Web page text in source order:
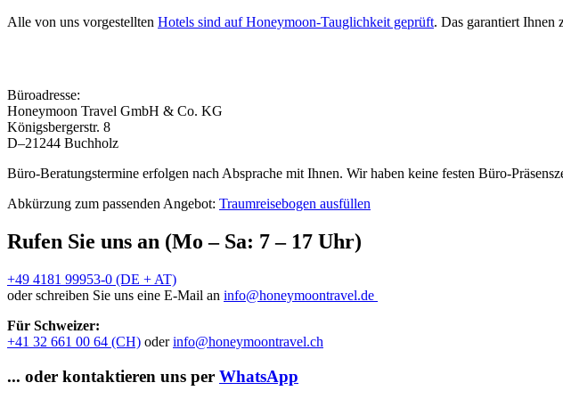
Alle von uns vorgestellten Hotels sind auf Honeymoon-Tauglichkeit geprüft. Das garantiert Ihnen
Büroadresse:
Honeymoon Travel GmbH & Co. KG
Königsbergerstr. 8
D–21244 Buchholz
Büro-Beratungstermine erfolgen nach Absprache mit Ihnen. Wir haben keine festen Büro-
Abkürzung zum passenden Angebot: Traumreisebogen ausfüllen
Rufen Sie uns an (Mo – Sa: 7 – 17 Uhr)
+49 4181 99953-0 (DE + AT)
oder schreiben Sie uns eine E-Mail an info@honeymoontravel.de
Für Schweizer:
+41 32 661 00 64 (CH) oderinfo@honeymoontravel.ch
... oder kontaktieren uns per WhatsApp